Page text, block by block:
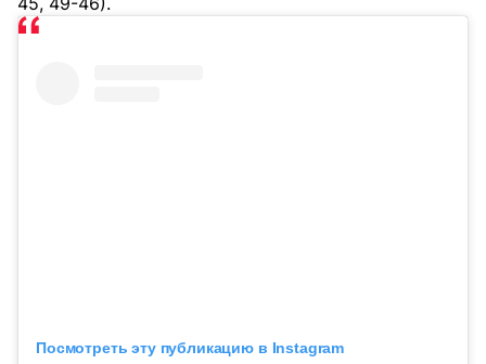
Посмотреть эту публикацию в Instagram